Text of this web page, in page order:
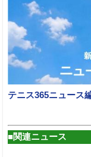
テニス365ニュース
■関連ニュース